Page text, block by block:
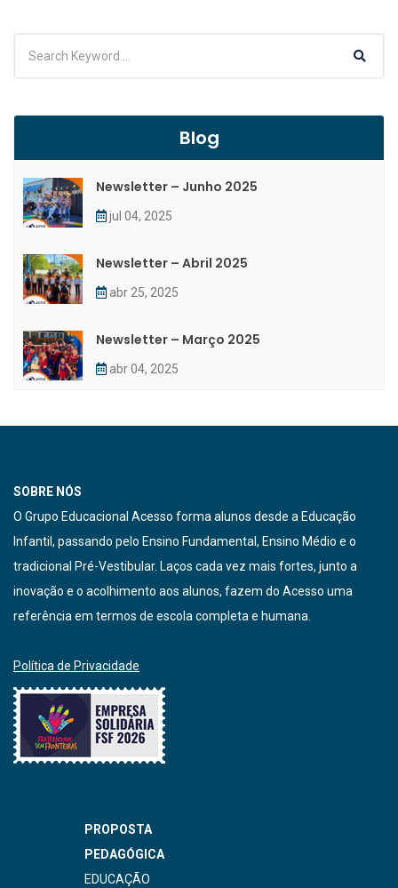
Blog
Newsletter – Junho 2025
jul 04, 2025
Newsletter – Abril 2025
abr 25, 2025
Newsletter – Março 2025
abr 04, 2025
SOBRE NÓS
O Grupo Educacional Acesso forma alunos desde a Educação
Infantil, passando pelo Ensino Fundamental, Ensino Médio e o
tradicional Pré-Vestibular. Laços cada vez mais fortes, junto a
inovação e o acolhimento aos alunos, fazem do Acesso uma
referência em termos de escola completa e humana.
Política de Privacidade
PROPOSTA
PEDAGÓGICA
EDUCAÇÃO